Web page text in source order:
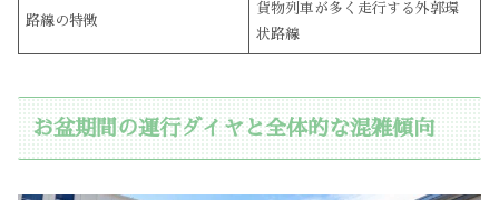
路線の特徴
貨物列車が多く走行する外郭環
状路線
お盆期間の運行ダイヤと全体的な混雑傾向